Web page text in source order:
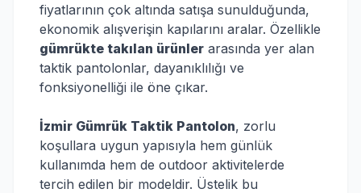
fiyatlarının çok altında satışa sunulduğunda,
ekonomik alışverişin kapılarını aralar. Özellikle
gümrükte takılan ürünler arasında yer alan
taktik pantolonlar, dayanıklılığı ve
fonksiyonelliği ile öne çıkar.
İzmir Gümrük Taktik Pantolon, zorlu
koşullara uygun yapısıyla hem günlük
kullanımda hem de outdoor aktivitelerde
tercih edilen bir modeldir. Üstelik bu